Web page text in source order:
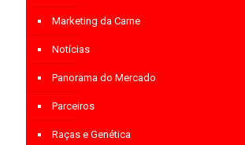
Marketing da Carne
Notícias
Panorama do Mercado
Parceiros
Raças e Genética